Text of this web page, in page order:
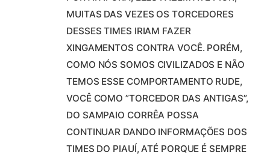
MUITAS DAS VEZES OS TORCEDORES
DESSES TIMES IRIAM FAZER
XINGAMENTOS CONTRA VOCÊ. PORÉM,
COMO NÓS SOMOS CIVILIZADOS E NÃO
TEMOS ESSE COMPORTAMENTO RUDE,
VOCÊ COMO ”TORCEDOR DAS ANTIGAS”,
DO SAMPAIO CORRÊA POSSA
CONTINUAR DANDO INFORMAÇÕES DOS
TIMES DO PIAUÍ, ATÉ PORQUE É SEMPRE